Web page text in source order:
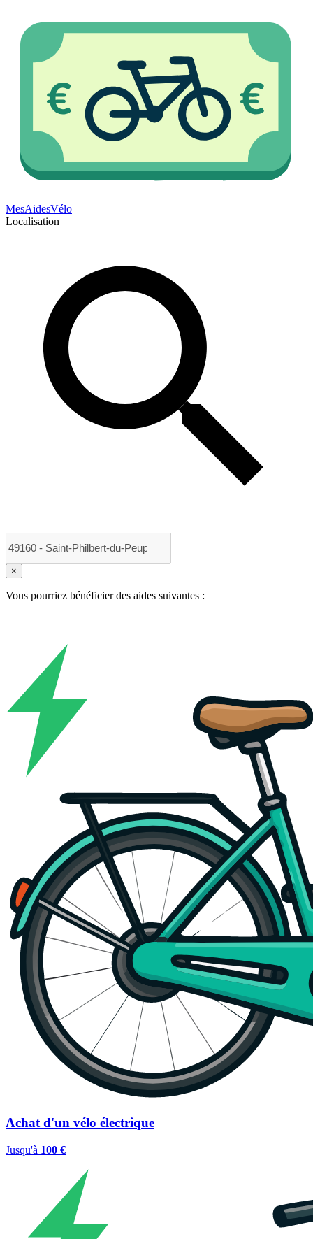
MesAidesVélo
Localisation
×
Vous pourriez bénéficier des aides suivantes :
Achat d'un vélo électrique
Jusqu'à 100 €